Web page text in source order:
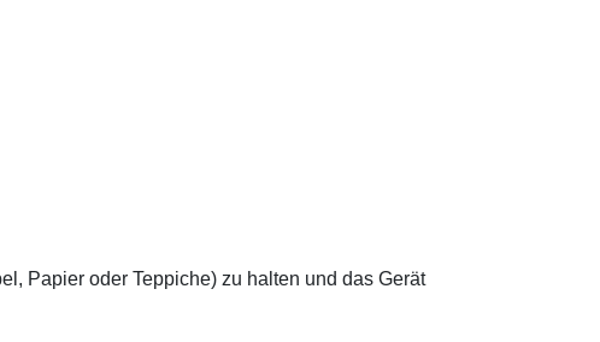
Papier oder Teppiche) zu halten und das Gerät